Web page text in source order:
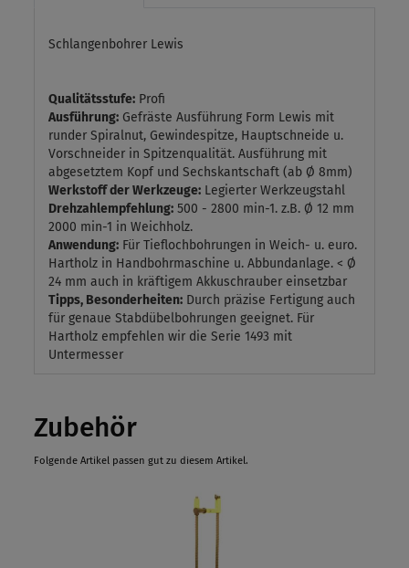
Schlangenbohrer Lewis
Qualitätsstufe: Profi
Ausführung: Gefräste Ausführung Form Lewis mit
runder Spiralnut, Gewindespitze, Hauptschneide u.
Vorschneider in Spitzenqualität. Ausführung mit
abgesetztem Kopf und Sechskantschaft (ab Ø 8mm)
Werkstoff der Werkzeuge: Legierter Werkzeugstahl
Drehzahlempfehlung: 500 - 2800 min-1. z.B. Ø 12 mm
2000 min-1 in Weichholz.
Anwendung: Für Tieflochbohrungen in Weich- u. euro.
Hartholz in Handbohrmaschine u. Abbundanlage. < Ø
24 mm auch in kräftigem Akkuschrauber einsetzbar
Tipps, Besonderheiten: Durch präzise Fertigung auch
für genaue Stabdübelbohrungen geeignet. Für
Hartholz empfehlen wir die Serie 1493 mit
Untermesser
Zubehör
Folgende Artikel passen gut zu diesem Artikel.